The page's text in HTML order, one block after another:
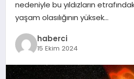
nedeniyle bu yıldızların
yaşam olasılığının yüksek…
haberci
15 Ekim 2024